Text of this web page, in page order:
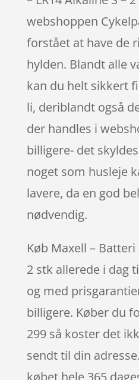
webshoppen
forstået at have de
hylden. Blandt alle
kan du helt sikkert
li, deriblandt også
der handles i
billigere- det
noget som husleje
lavere, da en god
nødvendig.
Køb Maxell – Batteri
2 stk allerede i dag
og med
billigere. Køber du
299 så koster det
sendt til din
købet hele 365